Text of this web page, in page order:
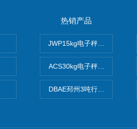
热销产品
JWP15kg电子秤价格,15公
ACS30kg电子秤价格,30公
DBAE邳州3吨行车电子吊秤